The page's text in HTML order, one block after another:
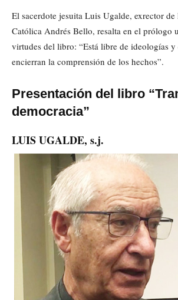
El sacerdote jesuita Luis Ugalde, exrector
Católica Andrés Bello, resalta en el prólogo
virtudes del libro: “Está libre de ideologías y
encierran la comprensión de los hechos”.
Presentación del libro
democracia”
LUIS UGALDE, s.j.